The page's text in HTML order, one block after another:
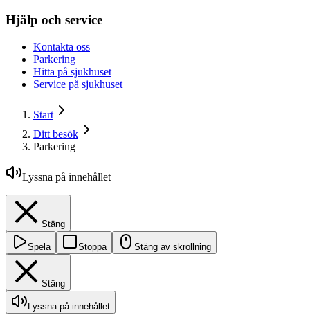
Hjälp och service
Kontakta oss
Parkering
Hitta på sjukhuset
Service på sjukhuset
Start
Ditt besök
Parkering
Lyssna på innehållet
Stäng
Spela Stoppa Stäng av skrollning
Stäng
Lyssna på innehållet